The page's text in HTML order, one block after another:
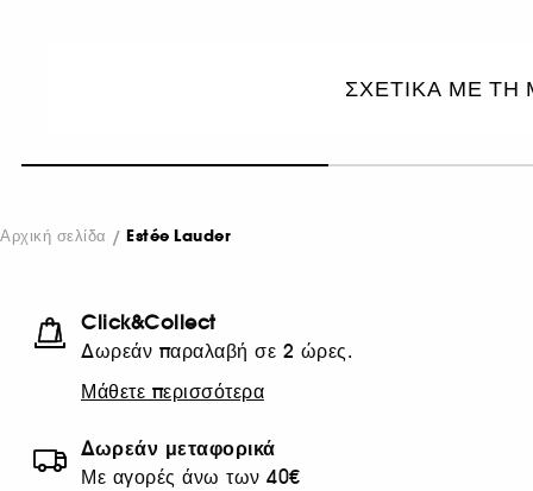
ΣΧΕΤΙΚΑ ΜΕ ΤΗ
Αρχική σελίδα Estée Lauder
Click&Collect
Δωρεάν παραλαβή σε 2 ώρες.
Μάθετε περισσότερα
Δωρεάν μεταφορικά
Με αγορές άνω των 40€